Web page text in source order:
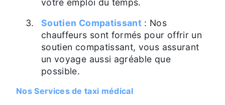
votre emploi du temps.
Soutien Compatissant : Nos
chauffeurs sont formés pour offrir un
soutien compatissant, vous assurant
un voyage aussi agréable que
possible.
Nos Services de taxi médical